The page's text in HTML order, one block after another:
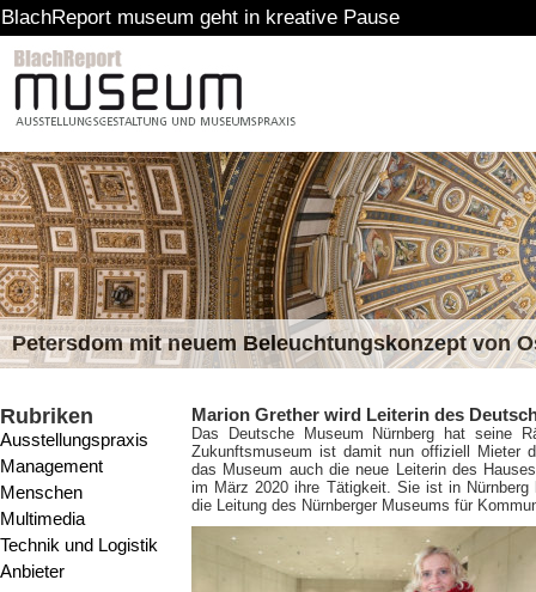
museum geht in kreative Pause
Petersdom mit neuem Beleuchtungskonzept von
Rubriken
Ausstellungspraxis
Management
Menschen
Multimedia
Technik und Logistik
Anbieter
Marion Grether wird Leiterin des
Das Deutsche Museum Nürnberg hat seine
Zukunftsmuseum ist damit nun offiziell Mieter
das Museum auch die neue Leiterin des
im März 2020 ihre Tätigkeit. Sie ist in
die Leitung des Nürnberger Museums für